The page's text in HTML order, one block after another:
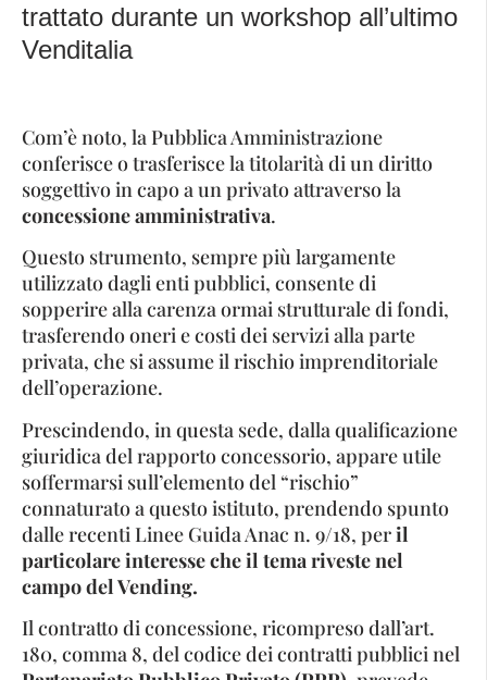
trattato durante un workshop all’ultimo
Venditalia
Com’è noto, la Pubblica Amministrazione
conferisce o trasferisce la titolarità di un diritto
soggettivo in capo a un privato attraverso la
concessione amministrativa.
Questo strumento, sempre più largamente
utilizzato dagli enti pubblici, consente di
sopperire alla carenza ormai strutturale di fondi,
trasferendo oneri e costi dei servizi alla parte
privata, che si assume il rischio imprenditoriale
dell’operazione.
Prescindendo, in questa sede, dalla qualificazione
giuridica del rapporto concessorio, appare utile
soffermarsi sull’elemento del “rischio”
connaturato a questo istituto, prendendo spunto
dalle recenti Linee Guida Anac n. 9/18, peril
particolare interesse che il tema riveste nel
campo del Vending.
Il contratto di concessione, ricompreso dall’art.
180, comma 8, del codice dei contratti pubblici nel